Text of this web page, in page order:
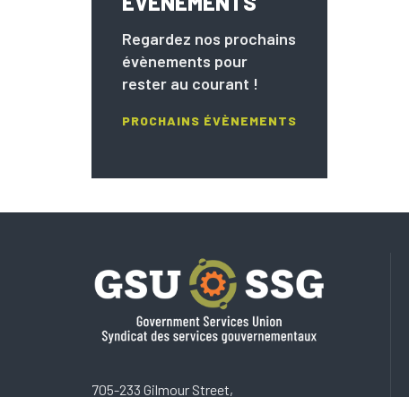
Regardez nos prochains
évènements pour
rester au courant !
PROCHAINS ÉVÈNEMENTS
705-233 Gilmour Street,